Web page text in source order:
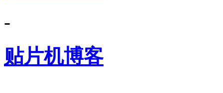
-
贴片机博客